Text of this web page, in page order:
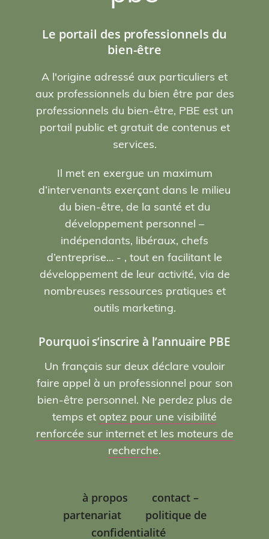
Le portail des professionnels du
bien-être
A l'origine adressé aux particuliers et
aux professionnels du bien être par des
professionnels du bien-être, PBE est un
portail public et gratuit de contenus et
services.
Il met en exergue un maximum
d’intervenants exerçant dans le milieu
du bien-être, de la santé et du
développement personnel –
indépendants, libéraux, chefs
d’entreprise… - , tout en facilitant le
développement de leur activité, via de
nombreuses ressources pratiques et
outils marketing.
Pourquoi s’inscrire à l’annuaire PBE
Un français sur deux déclare vouloir
faire appel à un professionnel pour son
bien-être personnel. Ne perdez plus de
temps et optez pour une visibilité
renforcée sur internet et les moteurs de
recherche.
à propos
contact –
partenariat
politique de
confidentialité